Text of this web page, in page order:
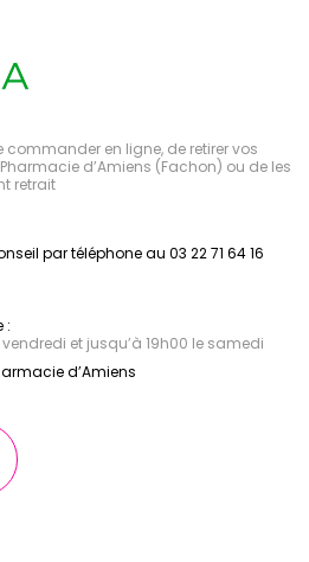
en ligne, de retirer vos
d’Amiens (Fachon) ou de les
retrait
par téléphone au 03 22 71 64 16
:
et jusqu’à 19h00 le samedi
d’Amiens